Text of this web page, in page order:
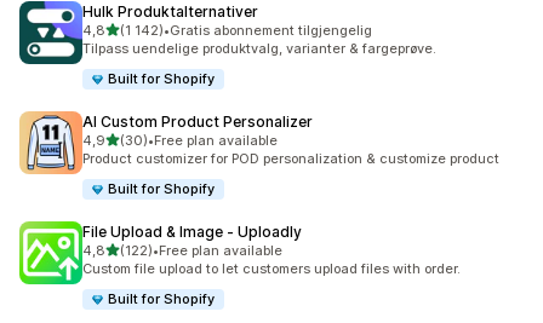
Hulk Produktalternativer
4,8av 5 stjerner
(1 142)
Totalt 1142 omtaler
•Gratis abonnement tilgjengelig
Tilpass uendelige produktvalg, varianter & fargeprøve.
Built for Shopify
AI Custom Product Personalizer
4,9av 5 stjerner
(30)
Totalt 30 omtaler
•Free plan available
Product customizer for POD personalization & customize product
Built for Shopify
File Upload & Image ‑ Uploadly
4,8av 5 stjerner
(122)
Totalt 122 omtaler
•Free plan available
Custom file upload to let customers upload files with order.
Built for Shopify